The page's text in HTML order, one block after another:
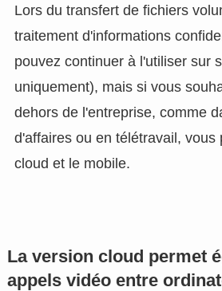
Lors du transfert de fichiers
traitement d'informations
pouvez continuer à l'utiliser sur
uniquement), mais si vous
dehors de l'entreprise, comme
d'affaires ou en télétravail, vous
cloud et le mobile.
La version cloud permet
appels vidéo entre